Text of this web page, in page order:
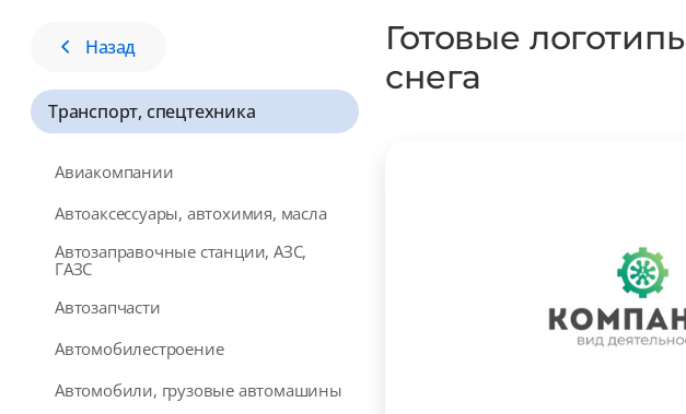
Назад
Транспорт, спецтехника
Авиакомпании
Автоаксессуары, автохимия, масла
Автозаправочные станции, АЗС,
ГАЗС
Автозапчасти
Автомобилестроение
Автомобили, грузовые автомашины
Готовые
снега